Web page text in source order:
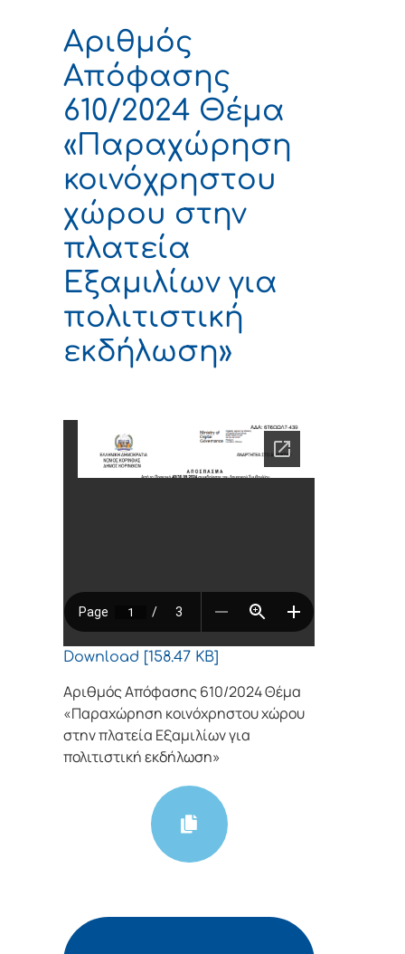
Αριθμός
Απόφασης
610/2024 Θέμα
«Παραχώρηση
κοινόχρηστου
χώρου στην
πλατεία
Εξαμιλίων για
πολιτιστική
εκδήλωση»
Download [158.47 KB]
Αριθμός Απόφασης 610/2024 Θέμα
«Παραχώρηση κοινόχρηστου χώρου
στην πλατεία Εξαμιλίων για
πολιτιστική εκδήλωση»